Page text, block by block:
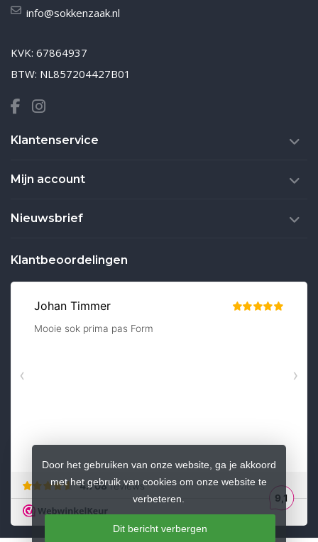
info@sokkenzaak.nl
KVK: 67864937
BTW: NL857204427B01
Klantenservice
Mijn account
Nieuwsbrief
Klantbeoordelingen
Door het gebruiken van onze website, ga je akkoord
met het gebruik van cookies om onze website te
verbeteren.
Dit bericht verbergen